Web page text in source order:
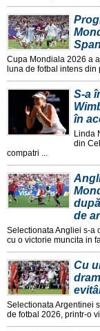
Cupa Mondiala 2026 a
luna de fotbal intens din
S-a
în
Linda
din
compatri ...
de
Selectionata Angliei s-a
cu o victorie muncita in
Cu
Selectionata Argentinei
de fotbal 2026, printr-o